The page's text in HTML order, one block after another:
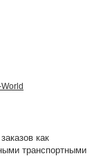
как
транспортными